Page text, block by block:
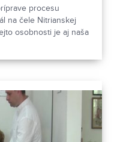
procesu
na čele Nitrianskej
osobnosti je aj naša